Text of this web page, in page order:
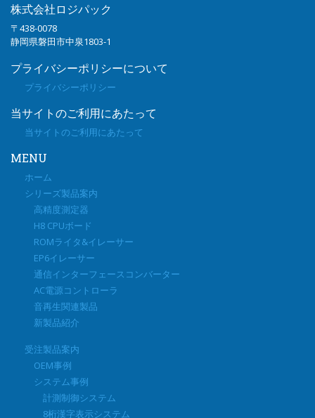
株式会社ロジパック
〒438-0078
静岡県磐田市中泉1803-1
プライバシーポリシーについて
プライバシーポリシー
当サイトのご利用にあたって
当サイトのご利用にあたって
MENU
ホーム
シリーズ製品案内
高精度測定器
H8 CPUボード
ROMライタ&イレーサー
EP6イレーサー
通信インターフェースコンバーター
AC電源コントローラ
音再生関連製品
新製品紹介
受注製品案内
OEM事例
システム事例
計測制御システム
8桁漢字表示システム